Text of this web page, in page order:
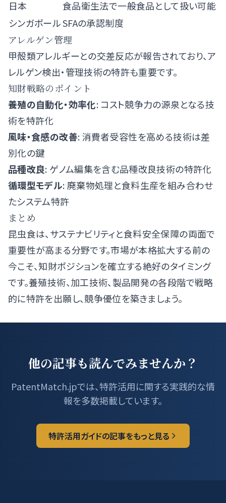
日本
食品衛生法で一般食品として扱い可能
シンガポールSFAの承認制度
アレルゲン管理
甲殻類アレルギーとの交差反応が報告されており、ア
レルゲン検出・管理技術の特許も重要です。
知財戦略のポイント
養殖の自動化・効率化: コスト競争力の源泉となる技
術を特許化
風味・食感の改善: 消費者受容性を高める技術は差
別化の鍵
品種改良: ゲノム編集を含む品種改良技術の特許化
循環型モデル: 廃棄物処理と食料生産を組み合わせ
たシステム特許
まとめ
昆虫食は、サステナビリティと食料安全保障の両面で
重要性が高まる分野です。市場が本格拡大する前の
今こそ、知財ポジションを確立する絶好のタイミング
です。養殖技術、加工技術、製品開発の各段階で戦略
的に特許を出願し、競争優位を築きましょう。
他の記事も読んでみませんか？
PatentMatch.jpでは、特許活用に関する実践的な情
報を多数掲載しています。
特許活用ガイドの記事をもっと見る